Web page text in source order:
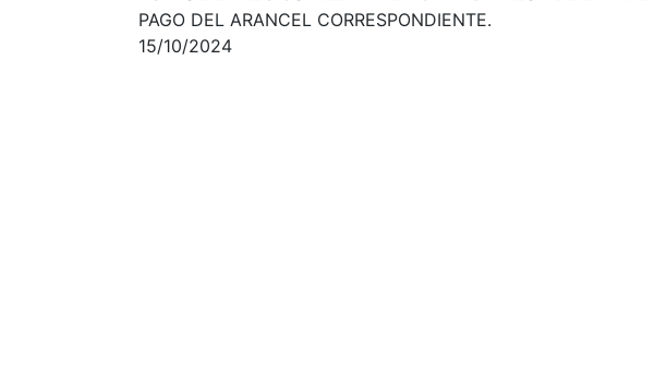
PAGO DEL ARANCEL CORRESPONDIENTE.
15/10/2024